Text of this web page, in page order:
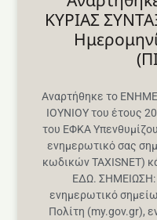
ΚΥΡΙΑΣ
Αναρτήθηκε το
ΙΟΥΝΙΟΥ του έτους
του ΕΦΚΑ
ενημερωτικό σας
κωδικών TAXISNET)
ΕΔΩ. ΣΗΜΕΙΩΣΗ:
ενημερωτικό
Πολίτη (my.gov.gr),